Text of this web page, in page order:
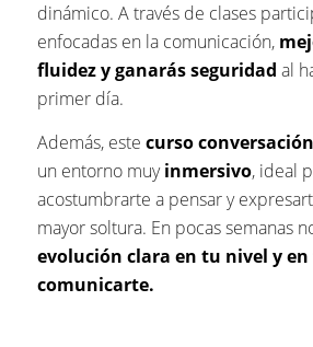
dinámico. A través de clases
enfocadas en la comunicación,
fluidez y ganarás seguridad al
primer día.
Además, este curso
un entorno muyinmersivo, ideal
acostumbrarte a pensar y
mayor soltura. En pocas semanas
evolución clara en tu nivel y
comunicarte.